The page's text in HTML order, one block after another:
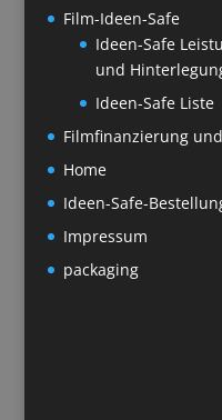
Film-Ideen-Safe
Ideen-Safe
und
Ideen-Safe Liste
Filmfinanzierung
Home
Ideen-Safe-
Impressum
packaging